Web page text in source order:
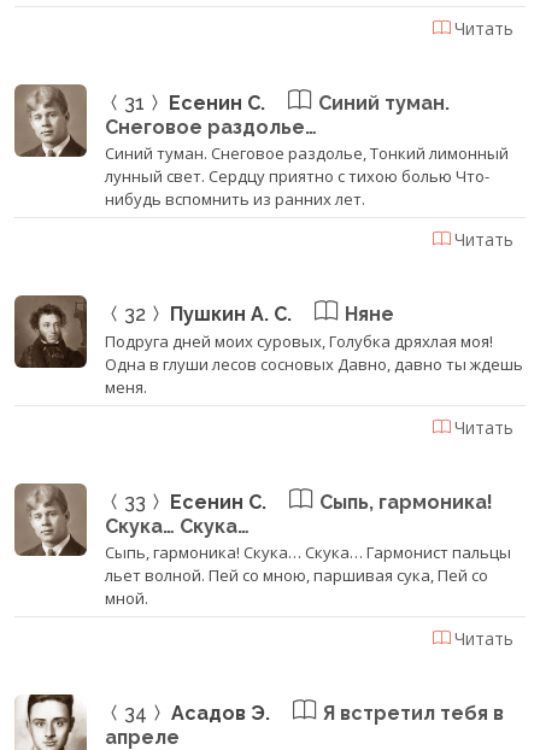
Читать
31 Есенин С.
Синий туман.
Снеговое раздолье…
Синий туман. Снеговое раздолье, Тонкий лимонный
лунный свет. Сердцу приятно с тихою болью Что-
нибудь вспомнить из ранних лет.
Читать
32 Пушкин А. С. Няне
Подруга дней моих суровых, Голубка дряхлая моя!
Одна в глуши лесов сосновых Давно, давно ты ждешь
меня.
Читать
33 Есенин С.
Сыпь, гармоника!
Скука… Скука…
Сыпь, гармоника! Скука… Скука… Гармонист пальцы
льет волной. Пей со мною, паршивая сука, Пей со
мной.
Читать
34 Асадов Э.
Я встретил тебя в
апреле